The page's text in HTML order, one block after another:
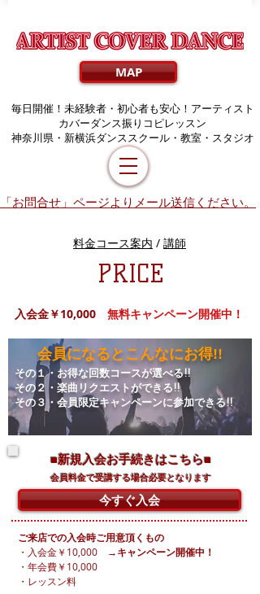
「お問合せ」ページよりメール送信ください。
毎日開催！未経験者・初心者も安心！アーティスト
カバーダンス振りコピレッスン
​神奈川県・新横浜ダンススクール・教室・スタジオ
MAP
料金コース案内 / 講師
PRICE
入会金￥10,000 無料キャンペーン開催中！
会員になるとこんなにお得!!
その１・お得な回数コースが選べる!!
その２・楽曲リクエストができる!!
その３・会員限定キャンペーンに参加できる!!
​■新規入会お手続きはこちら■
会員料金で受講する場合必要となります
今すぐ入会
ご来店での入会時ご用意頂くもの
​・入会金￥10,000 →キャンペーン開催中！
・年会費￥10,000
・レッスン料